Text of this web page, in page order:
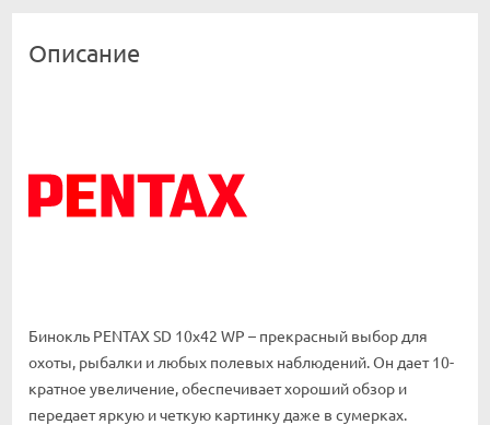
Описание
Бинокль PENTAX SD 10x42 WP – прекрасный выбор для
охоты, рыбалки и любых полевых наблюдений. Он дает 10-
кратное увеличение, обеспечивает хороший обзор и
передает яркую и четкую картинку даже в сумерках.